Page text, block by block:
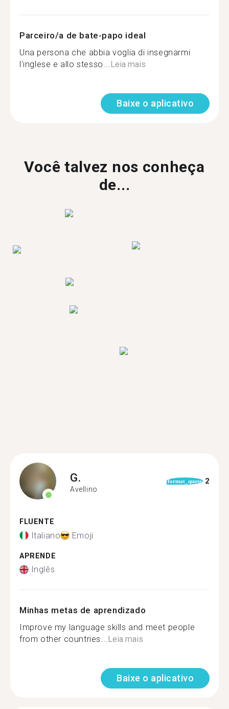
Parceiro/a de bate-papo ideal
Una persona che abbia voglia di insegnarmi
l'inglese e allo stesso...Leia mais
Baixe o aplicativo
Você talvez nos conheça
de...
G.
Avellino
format_quote 2
FLUENTE
Italiano Emoji
APRENDE
Inglês
Minhas metas de aprendizado
Improve my language skills and meet people
from other countries...Leia mais
Baixe o aplicativo